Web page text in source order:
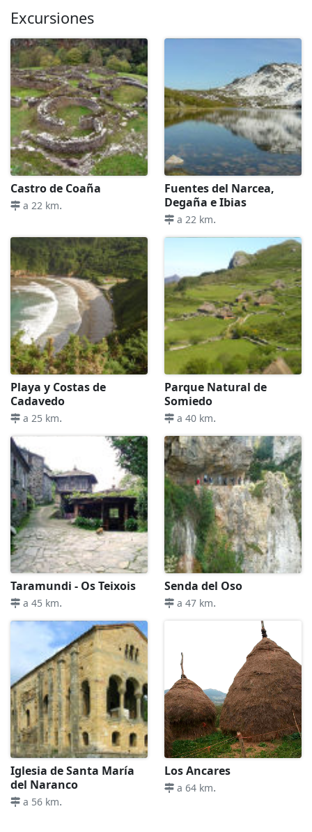
Excursiones
Castro de Coaña
a 22 km.
Fuentes del Narcea,
Degaña e Ibias
a 22 km.
Playa y Costas de
Cadavedo
a 25 km.
Parque Natural de
Somiedo
a 40 km.
Taramundi - Os Teixois
a 45 km.
Senda del Oso
a 47 km.
Iglesia de Santa María
del Naranco
a 56 km.
Los Ancares
a 64 km.